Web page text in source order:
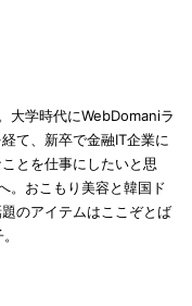
大学時代にWebDomaniラ
て、新卒で金融IT企業に
とを仕事にしたいと思
。おこもり美容と韓国ド
のアイテムはここぞとば